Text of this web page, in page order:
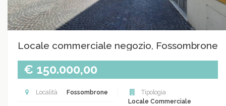
Locale commerciale negozio, Fossombrone
€ 150.000,00
Località Fossombrone
Tipologia
Locale Commerciale